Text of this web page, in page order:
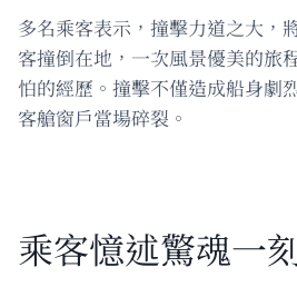
多名乘客表示，撞擊力道之大，
客撞倒在地，一次風景優美的旅
怕的經歷。撞擊不僅造成船身劇
客艙窗戶當場碎裂。
乘客憶述驚魂一